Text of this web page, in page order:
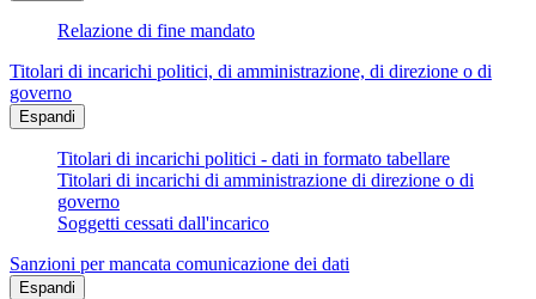
Relazione di fine mandato
Titolari di incarichi politici, di amministrazione, di direzione o di
governo
Espandi
Titolari di incarichi politici - dati in formato tabellare
Titolari di incarichi di amministrazione di direzione o di
governo
Soggetti cessati dall'incarico
Sanzioni per mancata comunicazione dei dati
Espandi